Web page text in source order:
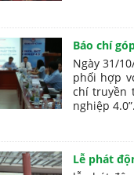
Báo chí
Ngày 31/
phối hợp
chí truyền
nghiệp 4.0”.
Lễ phát